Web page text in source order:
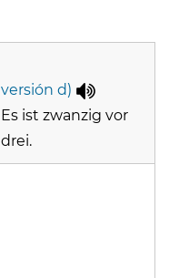
versión d)
Es ist zwanzig vor
drei.